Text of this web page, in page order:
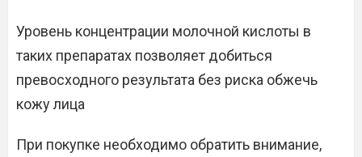
Уровень концентрации молочной кислоты в
таких препаратах позволяет добиться
превосходного результата без риска обжечь
кожу лица
При покупке необходимо обратить внимание,